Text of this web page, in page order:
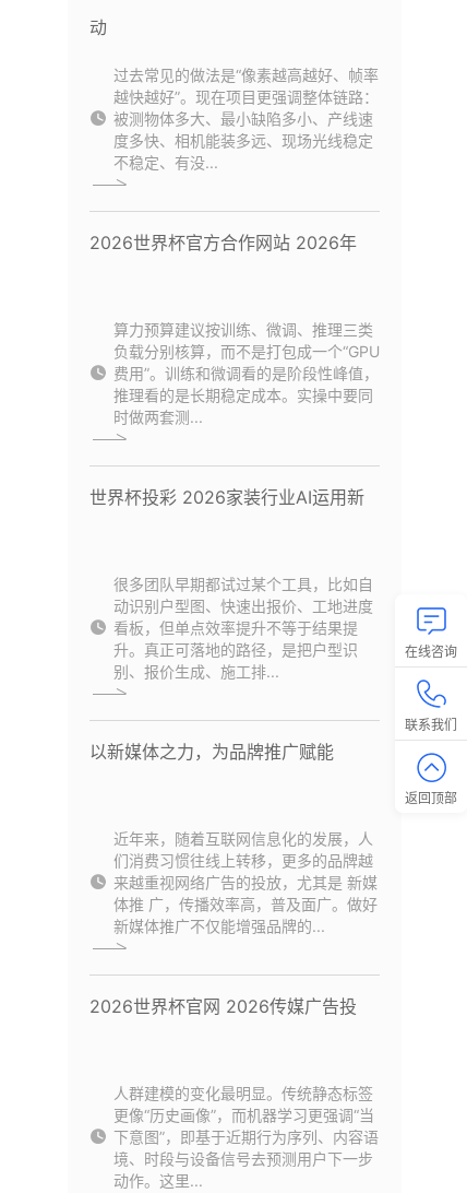
动
过去常见的做法是“像素越高越好、帧率
越快越好”。现在项目更强调整体链路：
被测物体多大、最小缺陷多小、产线速
度多快、相机能装多远、现场光线稳定
不稳定、有没...
2026世界杯官方合作网站 2026年
算力预算建议按训练、微调、推理三类
负载分别核算，而不是打包成一个“GPU
费用”。训练和微调看的是阶段性峰值，
推理看的是长期稳定成本。实操中要同
时做两套测...
世界杯投彩 2026家装行业AI运用新
很多团队早期都试过某个工具，比如自
动识别户型图、快速出报价、工地进度
看板，但单点效率提升不等于结果提
升。真正可落地的路径，是把户型识
别、报价生成、施工排...
以新媒体之力，为品牌推广赋能
近年来，随着互联网信息化的发展，人
们消费习惯往线上转移，更多的品牌越
来越重视网络广告的投放，尤其是 新媒
体推 广，传播效率高，普及面广。做好
新媒体推广不仅能增强品牌的...
2026世界杯官网 2026传媒广告投
人群建模的变化最明显。传统静态标签
更像“历史画像”，而机器学习更强调“当
下意图”，即基于近期行为序列、内容语
境、时段与设备信号去预测用户下一步
动作。这里...
在线咨询
联系我们
返回顶部